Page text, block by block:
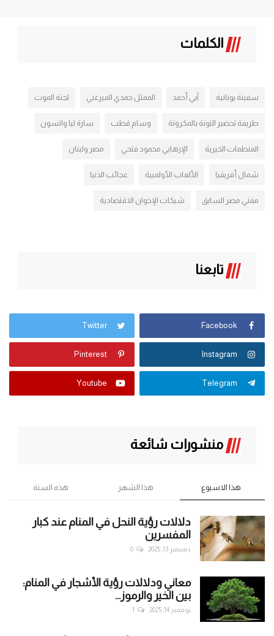
الكلمات
سفينة يونانية آبي أحمد الممثل حمدي الميرغني لجنة الموت
طريفة تحضير التونة بالمكرونة وسام قطب سارة ليا واتسون
المنظمات الخيرية الإرهابي محمود فتحي مصر ولبنان
شمال أفريقيا الألعاب الأولمبية عجائب الدنيا
مفتي مصر السابق شبكات الإخوان الاقتصادية
تابعنا
Facebook
Twitter
Instagram
Pinterest
Telegram
Youtube
منشورات شائعة
هذا الاسبوع هذا الشهر هذه السنة
دلالات رؤية النحل في المنام عند كبار
المفسرين
ديسمبر 13, 2025 0
معاني ودلالات رؤية الأشجار في المنام:
بين الخير والرموز...
نوفمبر 14, 2025 1